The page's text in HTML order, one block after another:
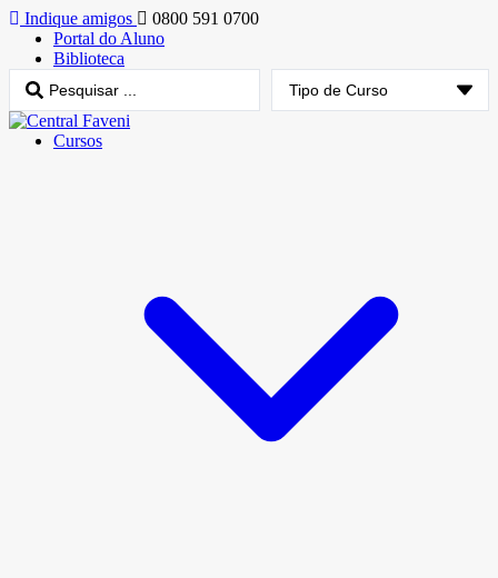
Indique amigos
0800 591 0700
Portal do Aluno
Biblioteca
Cursos